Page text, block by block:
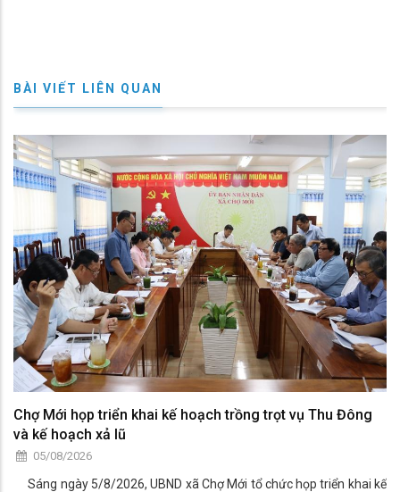
BÀI VIẾT LIÊN QUAN
Chợ Mới họp triển khai kế hoạch trồng trọt vụ Thu Đông
và kế hoạch xả lũ
05/08/2026
Sáng ngày 5/8/2026, UBND xã Chợ Mới tổ chức họp triển khai kế